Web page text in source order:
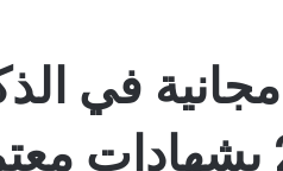
مجانية في
الاصطناعي 2026